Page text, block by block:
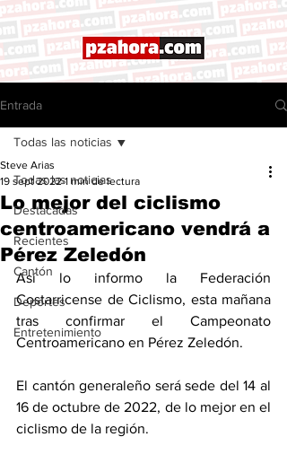
Entrada
Todas las noticias
Destacadas
Recientes
Cantón
Deportes
Entretenimiento
Todas las noticias
Lo mejor del ciclismo
centroamericano vendrá a
Pérez Zeledón
Steve Arias
19 sept 2022 1 min de lectura
Así lo informo la Federación
Costarricense de Ciclismo, esta mañana
tras confirmar el Campeonato
Centroamericano en Pérez Zeledón.
El cantón generaleño será sede del 14 al
16 de octubre de 2022, de lo mejor en el
ciclismo de la región.